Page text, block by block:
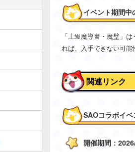
イベント期間
「上級魔導書・魔壁」
れば、入手できない可能
関連リンク
SAOコラボイベ
開催期間：